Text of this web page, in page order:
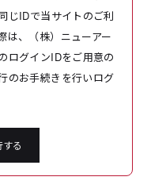
じIDで当サイトのご利
は、（株）ニューアー
ログインIDをご用意の
のお手続きを行いログ
る